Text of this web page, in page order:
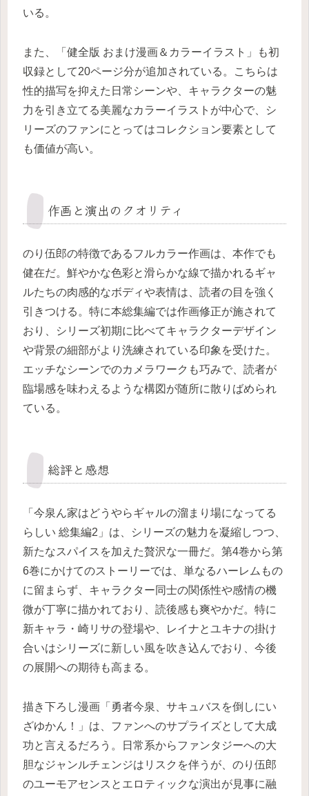
いる。
また、「健全版 おまけ漫画＆カラーイラスト」も初
収録として20ページ分が追加されている。こちらは
性的描写を抑えた日常シーンや、キャラクターの魅
力を引き立てる美麗なカラーイラストが中心で、シ
リーズのファンにとってはコレクション要素として
も価値が高い。
作画と演出のクオリティ
のり伍郎の特徴であるフルカラー作画は、本作でも
健在だ。鮮やかな色彩と滑らかな線で描かれるギャ
ルたちの肉感的なボディや表情は、読者の目を強く
引きつける。特に本総集編では作画修正が施されて
おり、シリーズ初期に比べてキャラクターデザイン
や背景の細部がより洗練されている印象を受けた。
エッチなシーンでのカメラワークも巧みで、読者が
臨場感を味わえるような構図が随所に散りばめられ
ている。
総評と感想
「今泉ん家はどうやらギャルの溜まり場になってる
らしい 総集編2」は、シリーズの魅力を凝縮しつつ、
新たなスパイスを加えた贅沢な一冊だ。第4巻から第
6巻にかけてのストーリーでは、単なるハーレムもの
に留まらず、キャラクター同士の関係性や感情の機
微が丁寧に描かれており、読後感も爽やかだ。特に
新キャラ・崎リサの登場や、レイナとユキナの掛け
合いはシリーズに新しい風を吹き込んでおり、今後
の展開への期待も高まる。
描き下ろし漫画「勇者今泉、サキュバスを倒しにい
ざゆかん！」は、ファンへのサプライズとして大成
功と言えるだろう。日常系からファンタジーへの大
胆なジャンルチェンジはリスクを伴うが、のり伍郎
のユーモアセンスとエロティックな演出が見事に融